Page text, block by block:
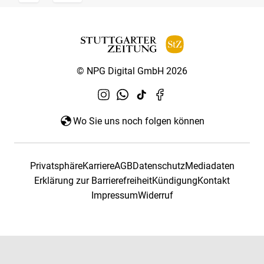
© NPG Digital GmbH 2026
Wo Sie uns noch folgen können
PrivatsphäreKarriereAGBDatenschutzMediadaten
Erklärung zur BarrierefreiheitKündigungKontakt
ImpressumWiderruf